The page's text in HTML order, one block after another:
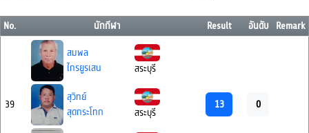
No. นักกีฬา Result อันดับ Remark
39
สมพล
ไกรยูรเสน
สระบุรี
สุวิทย์
สุดกระโทก
สระบุรี
13 0